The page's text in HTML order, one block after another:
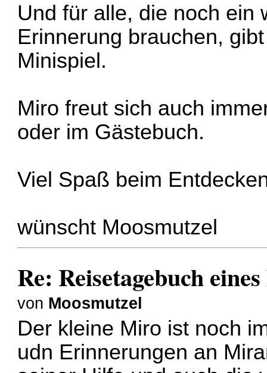
Und für alle, die noch ein
Erinnerung brauchen,
Minispiel.
Miro freut sich auch
oder im Gästebuch.
Viel Spaß beim
wünscht Moosmutzel
Re: Reisetagebuch
von Moosmutzel
Der kleine Miro ist noch
udn Erinnerungen an